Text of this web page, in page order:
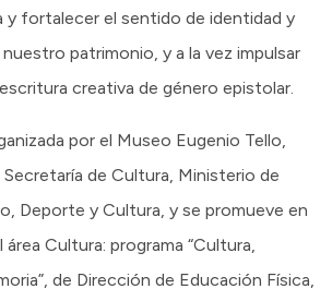
y fortalecer el sentido de identidad y
patrimonio, y a la vez impulsar
creativa de género epistolar.
por el Museo Eugenio Tello,
de Cultura, Ministerio de
Deporte y Cultura, y se promueve en
Cultura: programa “Cultura,
de Dirección de Educación Física,